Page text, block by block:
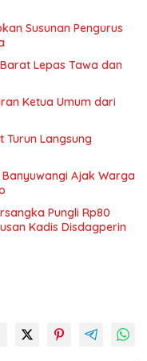
Susunan Pengurus
Lepas Tawa dan
Ketua Umum dari
Turun Langsung
Ajak Warga
Pungli Rp80
Kadis Disdagperin